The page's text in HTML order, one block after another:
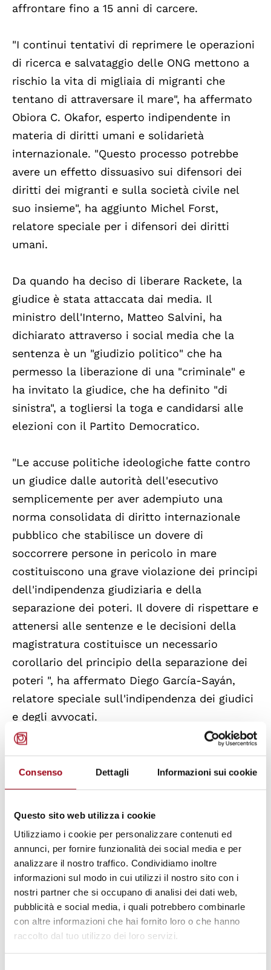
Consenso Dettagli Informazioni sui cookie
Questo sito web utilizza i cookie
Utilizziamo i cookie per personalizzare contenuti ed
annunci, per fornire funzionalità dei social media e per
analizzare il nostro traffico. Condividiamo inoltre
informazioni sul modo in cui utilizzi il nostro sito con i
nostri partner che si occupano di analisi dei dati web,
pubblicità e social media, i quali potrebbero combinarle
con altre informazioni che hai fornito loro o che hanno
raccolto dal tuo utilizzo dei loro servizi.
affrontare fino a 15 anni di carcere.
"I continui tentativi di reprimere le operazioni
di ricerca e salvataggio delle ONG mettono a
rischio la vita di migliaia di migranti che
tentano di attraversare il mare", ha affermato
Obiora C. Okafor, esperto indipendente in
materia di diritti umani e solidarietà
internazionale. "Questo processo potrebbe
avere un effetto dissuasivo sui difensori dei
diritti dei migranti e sulla società civile nel
suo insieme", ha aggiunto Michel Forst,
relatore speciale per i difensori dei diritti
umani.
Da quando ha deciso di liberare Rackete, la
giudice è stata attaccata dai media. Il
ministro dell'Interno, Matteo Salvini, ha
dichiarato attraverso i social media che la
sentenza è un "giudizio politico" che ha
permesso la liberazione di una "criminale" e
ha invitato la giudice, che ha definito "di
sinistra", a togliersi la toga e candidarsi alle
elezioni con il Partito Democratico.
"Le accuse politiche ideologiche fatte contro
un giudice dalle autorità dell'esecutivo
semplicemente per aver adempiuto una
norma consolidata di diritto internazionale
pubblico che stabilisce un dovere di
soccorrere persone in pericolo in mare
costituiscono una grave violazione dei principi
dell'indipendenza giudiziaria e della
separazione dei poteri. Il dovere di rispettare e
attenersi alle sentenze e le decisioni della
magistratura costituisce un necessario
corollario del principio della separazione dei
poteri ", ha affermato Diego García-Sayán,
relatore speciale sull'indipendenza dei giudici
e degli avvocati.
"I politici dovrebbero astenersi dal
commentare le decisioni giudiziarie,
specialmente quando i procedimenti legali
politiche di alto livello rappresentano una
seria interferenza con l'autonomia individuale
dei giudici e possono avere l'effetto di
ostacolare l'autorità del potere giudiziario
come una branca autonoma del potere
statale", ha detto García-Sayán.